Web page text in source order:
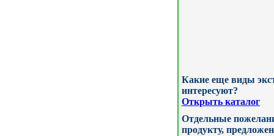
Какие еще виды
интересуют?
Открыть каталог
Отдельные
продукту,